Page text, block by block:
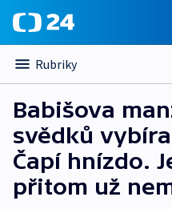
Rubriky
Babišova
svědků
Čapí hnízdo.
přitom už